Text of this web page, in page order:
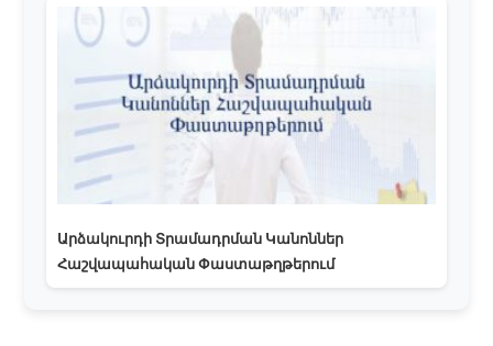
Արձակուրդի Տրամադրման Կանոններ
Հաշվապահական Փաստաթղթերում